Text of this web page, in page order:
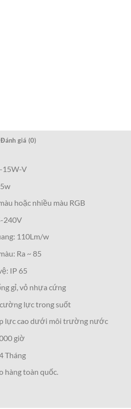
Đánh giá (0)
15W-V
hoặc nhiều màu RGB
240V
110Lm/w
Ra ~ 85
IP 65
gỉ, vỏ nhựa cứng
lực trong suốt
lực cao dưới môi trường nước
giờ
Tháng
hàng toàn quốc.